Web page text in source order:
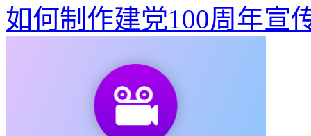
如何制作建党100周年宣